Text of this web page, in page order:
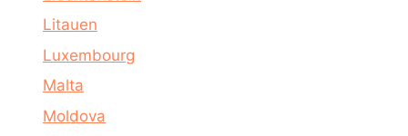
Litauen
Luxembourg
Malta
Moldova